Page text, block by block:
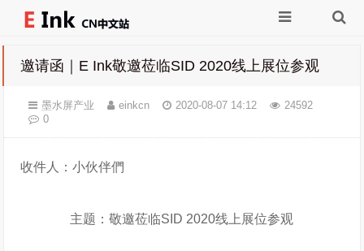
邀请函｜E Ink敬邀莅临SID 2020线上展位参观
墨水屏产业 einkcn 2020-08-07 14:12
24592
0
收件人：小伙伴們
主题：敬邀莅临SID 2020线上展位参观